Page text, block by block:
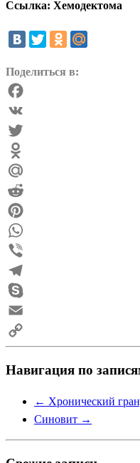
Ссылка: Хемодектома
Поделиться в:
Facebook
VK
Twitter
Odnoklassniki
Mail.Ru
Reddit
Pinterest
WhatsApp
Viber
Telegram
Skype
Email
Copy
Link
Навигация по
← Хронический
Синовит →